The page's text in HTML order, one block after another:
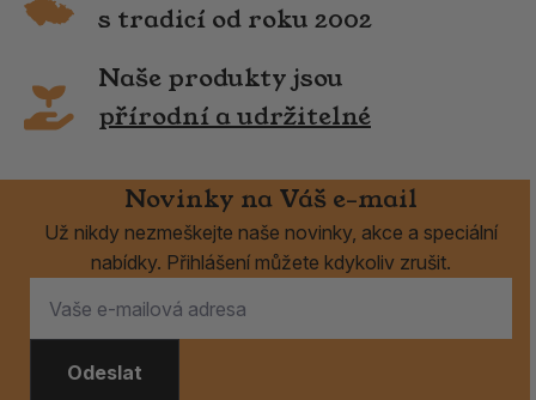
s tradicí od roku 2002
Naše produkty jsou
přírodní a udržitelné
Novinky na Váš e-mail
Už nikdy nezmeškejte naše novinky, akce a speciální
nabídky. Přihlášení můžete kdykoliv zrušit.
Odeslat